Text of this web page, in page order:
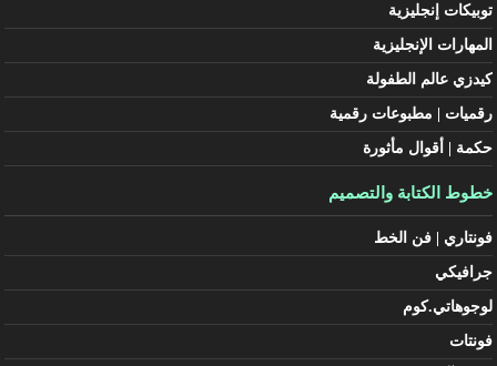
توبيكات إنجليزية
المهارات الإنجليزية
كيدزي عالم الطفولة
رقميات | مطبوعات رقمية
حكمة | أقوال مأثورة
خطوط الكتابة والتصميم
فونتاري | فن الخط
جرافيكي
لوجوهاتي.كوم
فونتات